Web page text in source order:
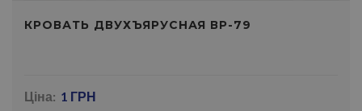
КРОВАТЬ ДВУХЪЯРУСНАЯ ВР-79
Ціна: 1 ГРН